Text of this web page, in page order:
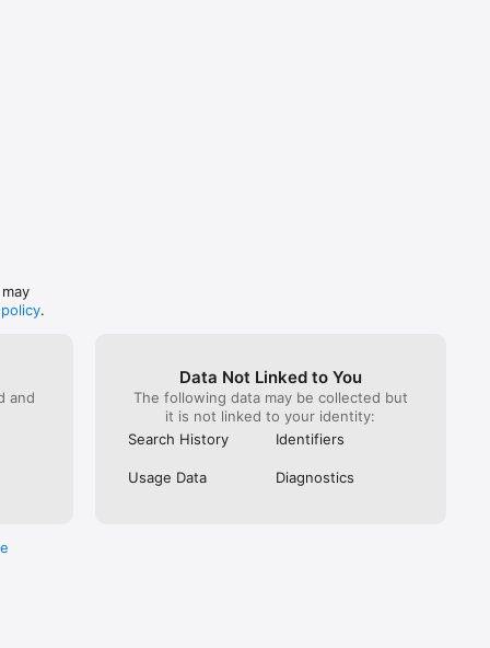
.
and
Data Not Linked to You
The following data may be collected but
it is not linked to your identity:
Search History
Identifiers
Usage Data Diagnostics